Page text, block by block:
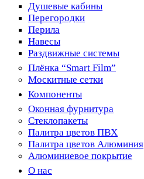
Душевые кабины
Перегородки
Перила
Навесы
Раздвижные системы
Плёнка “Smart Film”
Москитные сетки
Компоненты
Оконная фурнитура
Стеклопакеты
Палитра цветов ПВХ
Палитра цветов Алюминия
Алюминиевое покрытие
О нас